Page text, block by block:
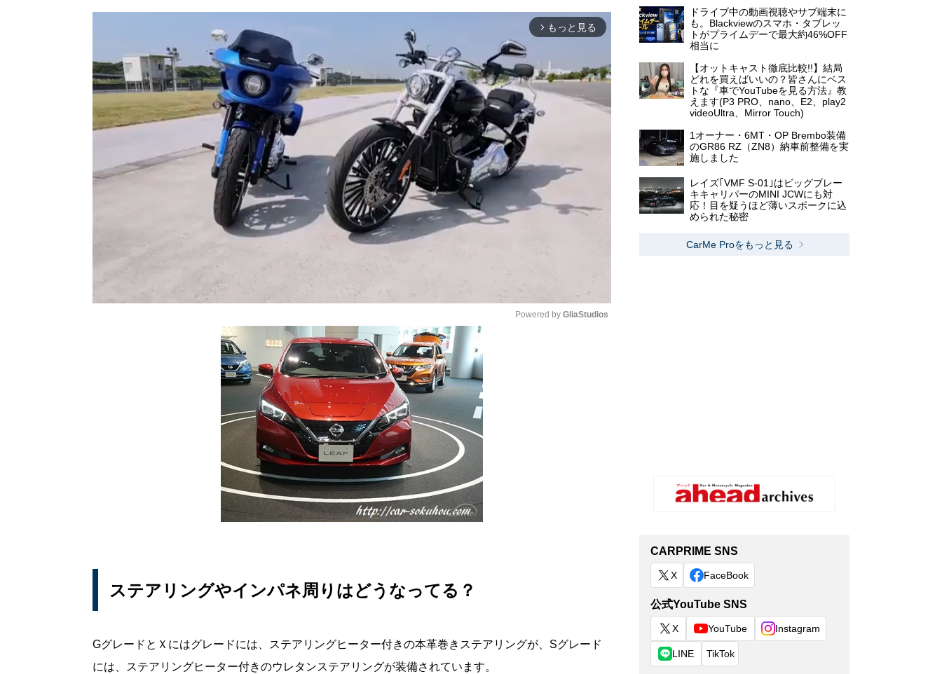
arrow_forward_ios もっと見る
Powered by GliaStudios
ステアリングやインパネ周りはどうなってる？
GグレードとＸにはグレードには、ステアリングヒーター付きの本革巻きステアリングが、Sグレード
には、ステアリングヒーター付きのウレタンステアリングが装備されています。
ドライブ中の動画視聴やサブ端末に
も。Blackviewのスマホ・タブレッ
トがプライムデーで最大約46%OFF
相当に
【オットキャスト徹底比較!!】結局
どれを買えばいいの？皆さんにベス
トな『車でYouTubeを見る方法』教
えます(P3 PRO、nano、E2、play2
videoUltra、Mirror Touch)
1オーナー・6MT・OP Brembo装備
のGR86 RZ（ZN8）納車前整備を実
施しました
レイズ｢VMF S-01｣はビッグブレー
キキャリパーのMINI JCWにも対
応！目を疑うほど薄いスポークに込
められた秘密
CarMe Proをもっと見る
CARPRIME SNS
X FaceBook
公式YouTube SNS
X YouTube Instagram
LINE TikTok